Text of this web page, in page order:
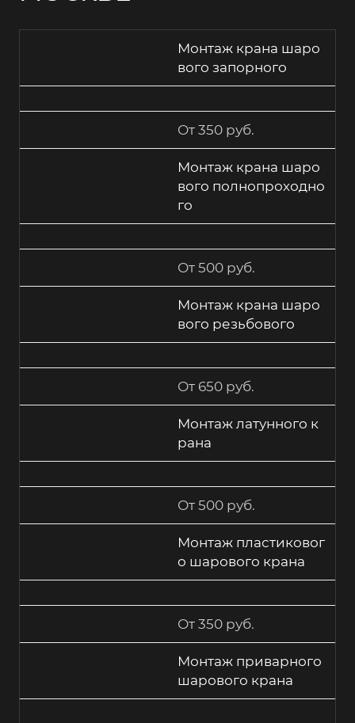
Монтаж крана шаро
вого запорного
От 350 руб.
Монтаж крана шаро
вого полнопроходно
го
От 500 руб.
Монтаж крана шаро
вого резьбового
От 650 руб.
Монтаж латунного к
рана
От 500 руб.
Монтаж пластиковог
о шарового крана
От 350 руб.
Монтаж приварного
шарового крана